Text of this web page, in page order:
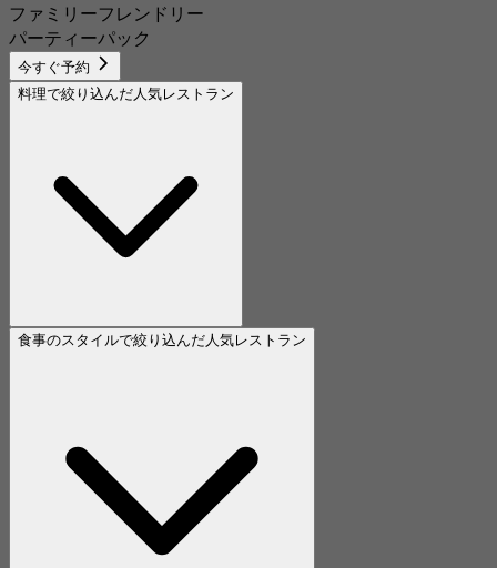
ファミリーフレンドリー
パーティーパック
今すぐ予約
料理で絞り込んだ人気レストラン
食事のスタイルで絞り込んだ人気レストラン